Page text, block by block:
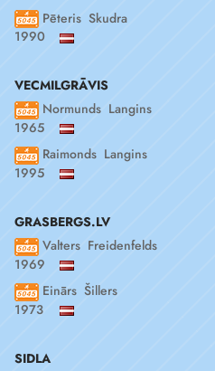
Pēteris Skudra
1990
VECMILGRĀVIS
Normunds Langins
1965
Raimonds Langins
1995
GRASBERGS.LV
Valters Freidenfelds
1969
Einārs Šillers
1973
SIDLA